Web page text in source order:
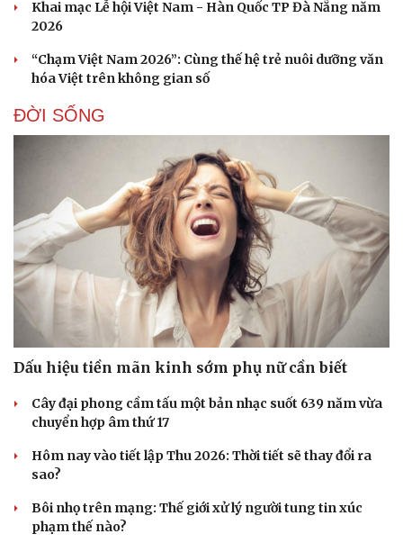
Dinh dưỡng - món ngon
Cây thuốc
Nhi khoa
Nam khoa
Nhà đẹp
Khai mạc Lễ hội Việt Nam - Hàn Quốc TP Đà Nẵng năm
2026
“Chạm Việt Nam 2026”: Cùng thế hệ trẻ nuôi dưỡng văn
hóa Việt trên không gian số
ĐỜI SỐNG
Dấu hiệu tiền mãn kinh sớm phụ nữ cần biết
Cây đại phong cầm tấu một bản nhạc suốt 639 năm vừa
chuyển hợp âm thứ 17
Hôm nay vào tiết lập Thu 2026: Thời tiết sẽ thay đổi ra
sao?
Bôi nhọ trên mạng: Thế giới xử lý người tung tin xúc
phạm thế nào?